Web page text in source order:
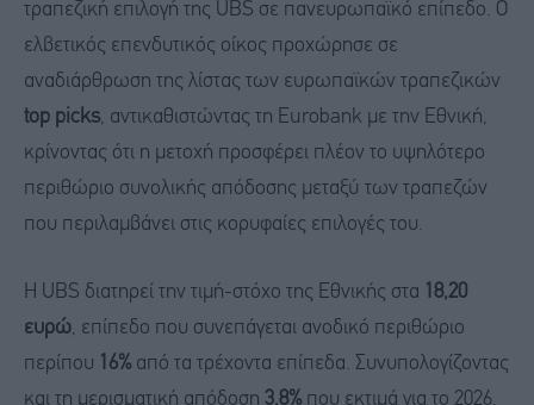
τραπεζική επιλογή της UBS σε πανευρωπαϊκό επίπεδο. Ο
ελβετικός επενδυτικός οίκος προχώρησε σε
αναδιάρθρωση της λίστας των ευρωπαϊκών τραπεζικών
top picks, αντικαθιστώντας τη Eurobank με την Εθνική,
κρίνοντας ότι η μετοχή προσφέρει πλέον το υψηλότερο
περιθώριο συνολικής απόδοσης μεταξύ των τραπεζών
που περιλαμβάνει στις κορυφαίες επιλογές του.
Η UBS διατηρεί την τιμή-στόχο της Εθνικής στα
18,20
ευρώ, επίπεδο που συνεπάγεται ανοδικό περιθώριο
περίπου
16% από τα τρέχοντα επίπεδα. Συνυπολογίζοντας
και τη μερισματική απόδοση 3,8% που εκτιμά για το 2026,